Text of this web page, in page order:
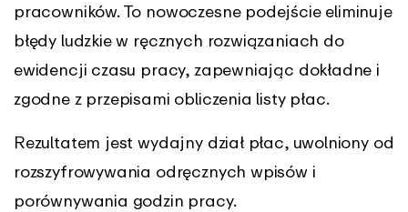
pracowników. To nowoczesne podejście eliminuje
błędy ludzkie w ręcznych rozwiązaniach do
ewidencji czasu pracy, zapewniając dokładne i
zgodne z przepisami obliczenia listy płac.
Rezultatem jest wydajny dział płac, uwolniony od
rozszyfrowywania odręcznych wpisów i
porównywania godzin pracy.